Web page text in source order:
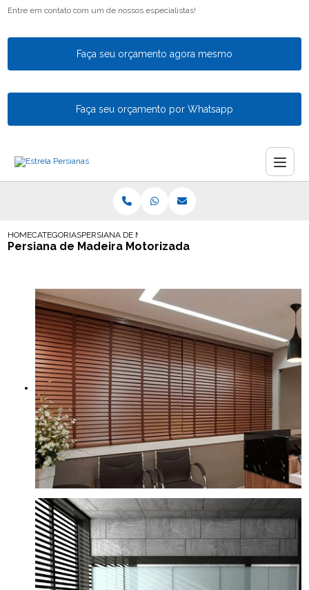
Entre em contato com um de nossos especialistas!
Faça seu orçamento agora mesmo
Faça seu orçamento por Whatsapp
HOMECATEGORIASPERSIANA DE MADEIRA MOTORIZADA
Persiana de Madeira Motorizada